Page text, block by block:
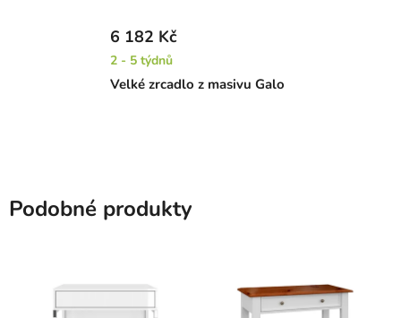
Velké zrcadlo z masivu Galo
6 182 Kč
2 - 5 týdnů
Podobné produkty